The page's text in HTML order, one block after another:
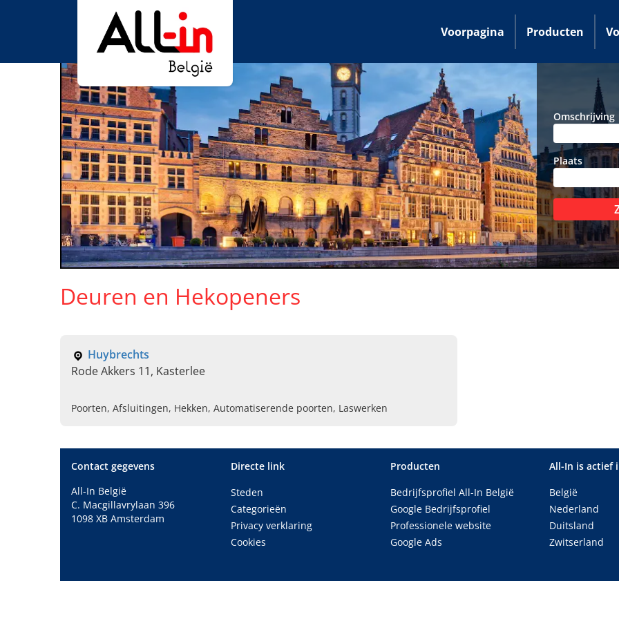
Voorpagina Producten
Omschrijving
Plaats
Deuren en Hekopeners
Huybrechts
Rode Akkers 11, Kasterlee
Poorten, Afsluitingen, Hekken, Automatiserende poorten, Laswerken
Contact gegevens
All-In België
C. Macgillavrylaan 396
1098 XB Amsterdam
Directe link
Steden
Categorieën
Privacy verklaring
Cookies
Producten
Bedrijfsprofiel All-In België
Google Bedrijfsprofiel
Professionele website
Google Ads
All-In is actief
België
Nederland
Duitsland
Zwitserland